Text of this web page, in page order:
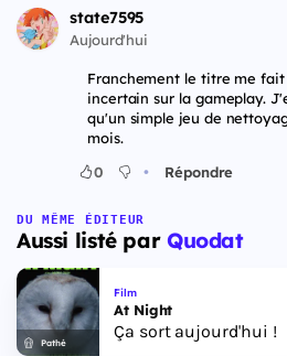
state7595
Aujourd'hui
Franchement le titre me
incertain sur la gameplay.
qu'un simple jeu de
mois.
0
• Répondre
DU MÊME ÉDITEUR
Aussi listé par Quodat
Pathé
Film
At Night
Ça sort aujourd'hui !